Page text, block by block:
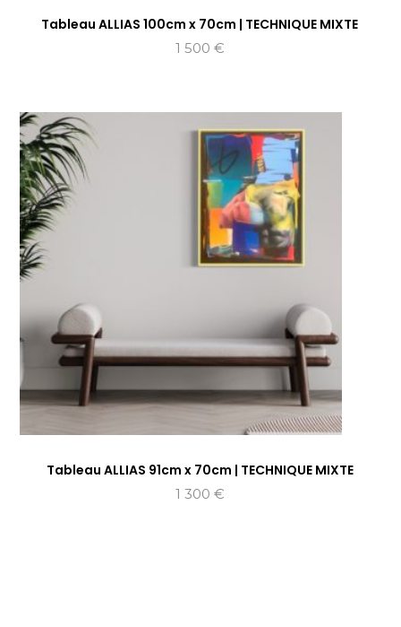
Tableau ALLIAS 100cm x 70cm | TECHNIQUE MIXTE
1 500 €
Tableau ALLIAS 91cm x 70cm | TECHNIQUE MIXTE
1 300 €